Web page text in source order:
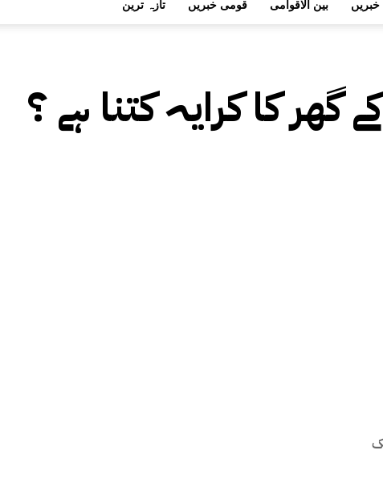
تازہ ترین قومی خبریں بین الاقوامی خبریں
گھر کا کرایہ کتنا ہے ؟